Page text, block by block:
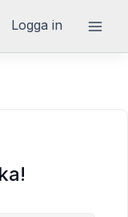
Logga in